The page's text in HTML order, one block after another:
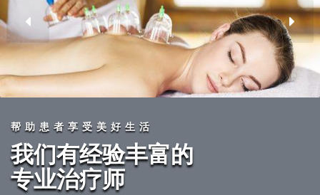
帮助患者享受美好生活
我们有经验丰富的
专业治疗师